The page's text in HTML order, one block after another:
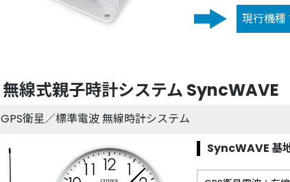
現行機種
無線式親子時計システム SyncWAVE
GPS衛星／標準電波 無線時計システム
SyncWAVE 基